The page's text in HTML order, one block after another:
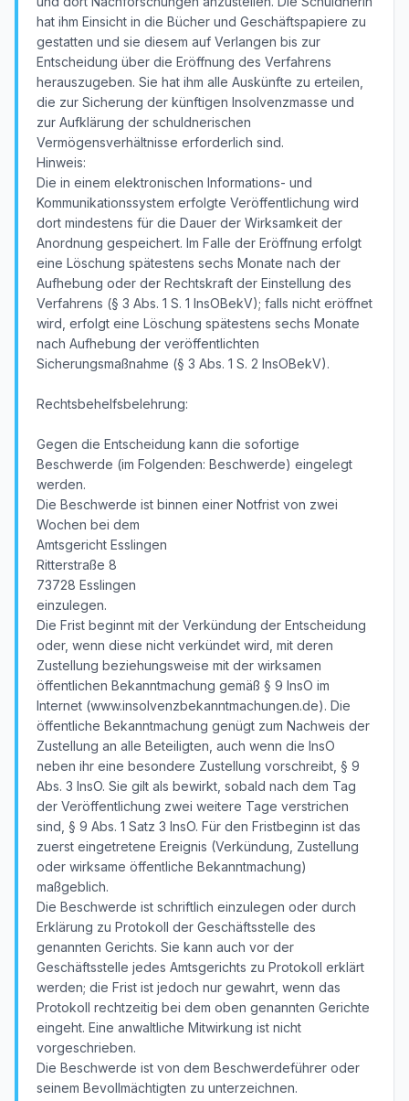
hat ihm Einsicht in die Bücher und Geschäftspapiere zu
gestatten und sie diesem auf Verlangen bis zur
Entscheidung über die Eröffnung des Verfahrens
herauszugeben. Sie hat ihm alle Auskünfte zu erteilen,
die zur Sicherung der künftigen Insolvenzmasse und
zur Aufklärung der schuldnerischen
Vermögensverhältnisse erforderlich sind.
Hinweis:
Die in einem elektronischen Informations- und
Kommunikationssystem erfolgte Veröffentlichung wird
dort mindestens für die Dauer der Wirksamkeit der
Anordnung gespeichert. Im Falle der Eröffnung erfolgt
eine Löschung spätestens sechs Monate nach der
Aufhebung oder der Rechtskraft der Einstellung des
Verfahrens (§ 3 Abs. 1 S. 1 InsOBekV); falls nicht eröffnet
wird, erfolgt eine Löschung spätestens sechs Monate
nach Aufhebung der veröffentlichten
Sicherungsmaßnahme (§ 3 Abs. 1 S. 2 InsOBekV).
Rechtsbehelfsbelehrung:
Gegen die Entscheidung kann die sofortige
Beschwerde (im Folgenden: Beschwerde) eingelegt
werden.
Die Beschwerde ist binnen einer Notfrist von zwei
Wochen bei dem
Amtsgericht Esslingen
Ritterstraße 8
73728 Esslingen
einzulegen.
Die Frist beginnt mit der Verkündung der Entscheidung
oder, wenn diese nicht verkündet wird, mit deren
Zustellung beziehungsweise mit der wirksamen
öffentlichen Bekanntmachung gemäß § 9 InsO im
Internet (www.insolvenzbekanntmachungen.de). Die
öffentliche Bekanntmachung genügt zum Nachweis der
Zustellung an alle Beteiligten, auch wenn die InsO
neben ihr eine besondere Zustellung vorschreibt, § 9
Abs. 3 InsO. Sie gilt als bewirkt, sobald nach dem Tag
der Veröffentlichung zwei weitere Tage verstrichen
sind, § 9 Abs. 1 Satz 3 InsO. Für den Fristbeginn ist das
zuerst eingetretene Ereignis (Verkündung, Zustellung
oder wirksame öffentliche Bekanntmachung)
maßgeblich.
Die Beschwerde ist schriftlich einzulegen oder durch
Erklärung zu Protokoll der Geschäftsstelle des
genannten Gerichts. Sie kann auch vor der
Geschäftsstelle jedes Amtsgerichts zu Protokoll erklärt
werden; die Frist ist jedoch nur gewahrt, wenn das
Protokoll rechtzeitig bei dem oben genannten Gerichte
eingeht. Eine anwaltliche Mitwirkung ist nicht
vorgeschrieben.
Die Beschwerde ist von dem Beschwerdeführer oder
seinem Bevollmächtigten zu unterzeichnen.